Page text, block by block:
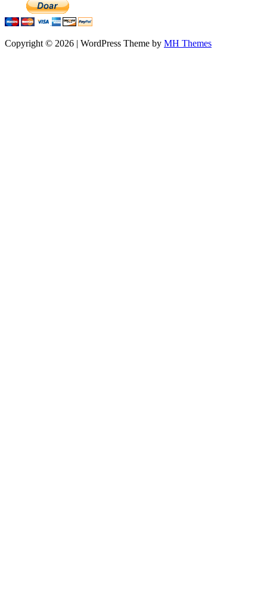
Copyright © 2026 | WordPress Theme by MH Themes